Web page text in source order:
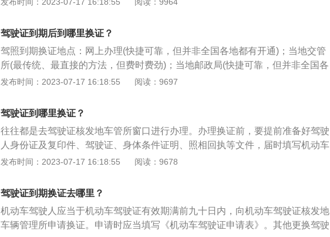
进行换证：登录交管12123app后，通过业务中心找到期满换领驾驶证业务，点击
理。阅读完业务须知后，点击同意，确认用户申告内容，然后进入驾驶人信息确
认界面，仔细核对点击下一步；选择取件方式，可以邮政寄递或网点自取，如果
需要邮寄的，则仔细填写收件地址；确认取件方式后，点击下一步，进入期满换
证提交界面。再次确认所填资料信息无误后，获取手机短信验证码，验证通过
申请信息，并提交以下证明、凭证：（一）机动车驾驶人的身份证明；（二）医
驾驶人，带齐资料前往当地的车管所。主要证件是身份证和驾驶证，在当地的车
管所业务大厅，取号排队办理换证业务。工作人员会审核资料，无误会完成换
证。随后在业务大厅的领证窗口，可以直接领取到新证。这种方法需要去现场会
动换证机换证：有些驾驶人需要上班，又急着用证，不方便通过交管12123换
身份证和驾驶证。在自动换证机按照提示读取证件，也可以马上完成换证。当然
这种换证方式需要驾驶证在有效期，如果已经过了有效期的话就只能在现场进行
换证。三、交管12123APP办理换证。如果超过有效期不满11个月的话，可以在
网上办理，如果有效期满11个月的就不支持网上办理了。还有有医疗机构出具的
PP，点击右侧更多；2、找到驾驶证业务，点击中间的提交驾驶证证件照片；3、
记得仔细阅读照片尺寸要求；4、选择拍照或者是从相册中选择照片上传驾照信
息；5、照好或选好照片后点击提交即可；6、提交完成后选择期满换领驾驶证；
7、填好自己的个人信息；8、选择邮政取件方式，填写地址；
体检证明，就能快速办理换证业务，拿到新的驾驶证。第三种是邮政网点办理换
证业务，但前提是驾驶员所在城市的邮政储蓄银行开通了换驾驶证的业务。
发布时间：2023-07-17 16:18:55 阅读：9964
驾驶证到期后到哪里换证？
驾照到期换证地点：网上办理(快捷可靠，但并非全国各地都有开通)；当地交管
所(最传统、最直接的方法，但费时费劲)；当地邮政局(快捷可靠，但并非全国各
地都有开通)。以下是相关介绍：换证前处理好违章等：换证前应将车辆的违法行
个计分周期均未记满12分，即可换发有效期更长的驾驶证。举个例子，驾驶证有
效期为6年、10年以及长期有效，如果在6年有效期里，每个计分周期均未记满12
分，届时即可换发10年有效期的驾驶证。提前准备相应证件：驾照换证需要提供
驾驶人身份证及复印件、驾驶证、身体条件证明、照相回执等文件，虽然有一些
地方车管所推出的便民服务，只需要驾驶人提供身份证即可换证，这样极大方便
多几趟耽搁时间，或者在办理换证业务前，先提前通过网站或公众号等渠道进行
了解。
发布时间：2023-07-17 16:18:55 阅读：9697
驾驶证到哪里换证？
往往都是去驾驶证核发地车管所窗口进行办理。办理换证前，要提前准备好驾驶
人身份证及复印件、驾驶证、身体条件证明、照相回执等文件，届时填写机动车
驾驶证申请表即可换证。现在有一些地方车管所推出了便民服务，只要提供身份
证前应将车辆的违法行为、未缴纳罚款等情况先处理完毕，否则车管所不予以换
证。如果在有效期内每个计分周期均未记满12分，即可换发有效期更长的驾驶
证。举个例子，驾驶证有效期为6年、10年以及长期有效，如果在6年有效期里，
每个计分周期均未记满12分，届时即可换发10年有效期的驾驶证。窗口办理或网
发布时间：2023-07-17 16:18:55 阅读：9678
驾驶证到期换证去哪里？
机动车驾驶人应当于机动车驾驶证有效期满前九十日内，向机动车驾驶证核发地
车辆管理所申请换证。申请时应当填写《机动车驾驶证申请表》。其他更换驾驶